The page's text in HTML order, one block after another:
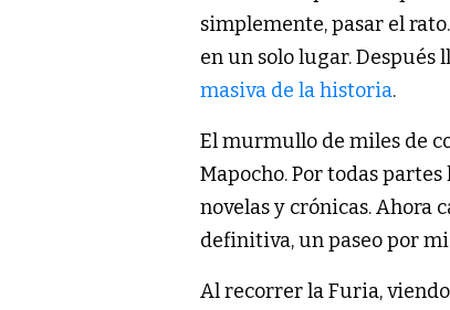
simplemente, pasar el
en un solo lugar. Después
masiva de la historia.
El murmullo de miles de
Mapocho. Por todas
novelas y crónicas. Ahora
definitiva, un paseo por
Al recorrer la Furia,